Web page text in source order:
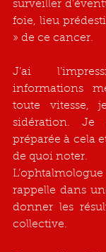
surveiller
foie, lieu
» de ce cancer.
J’ai
informations
toute vitesse,
sidération.
préparée à cela
de quoi noter.
rappelle dans
donner les
collective.